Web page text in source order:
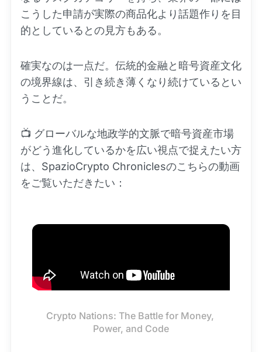
こうした申請が実際の商品化より話題作りを目
的としているとの見方もある。
確実なのは一点だ。伝統的金融と暗号資産文化
の境界線は、引き続き薄くなり続けているとい
うことだ。
📺 グローバルな地政学的文脈で暗号資産市場
がどう進化しているかを広い視点で捉えたい方
は、SpazioCrypto Chroniclesのこちらの動画
をご覧いただきたい：
Crypto Nations: The Battle for Money,
Power, and Code